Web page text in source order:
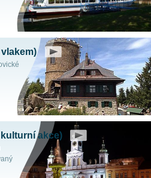
vlakem)
akce)